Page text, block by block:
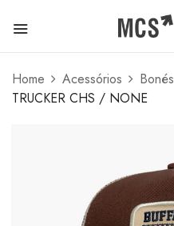
Home Acessórios Bonés
TRUCKER CHS / NONE